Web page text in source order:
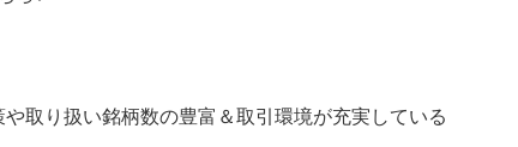
取り扱い銘柄数の豊富＆取引環境が充実している